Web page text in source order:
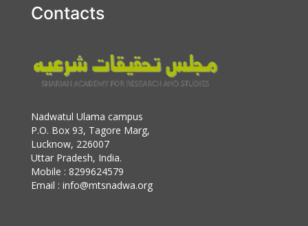
Contacts
Nadwatul Ulama campus
P.O. Box 93, Tagore Marg,
Lucknow, 226007
Uttar Pradesh, India.
Mobile : 8299624579
Email : info@mtsnadwa.org